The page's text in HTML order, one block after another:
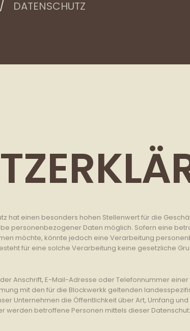
DATENSCHUTZ
hat einen besonders hohen Stellenwert für die
personenbezogener Daten möglich. Sofern eine
möchte, könnte jedoch eine Verarbeitung
für eine solche Verarbeitung keine gesetzliche
Anschrift, E-Mail-Adresse oder Telefonnummer
mit den für die Blockwerkk geltenden
Unternehmen die Öffentlichkeit über Art, Umfang
betroffene Personen mittels dieser